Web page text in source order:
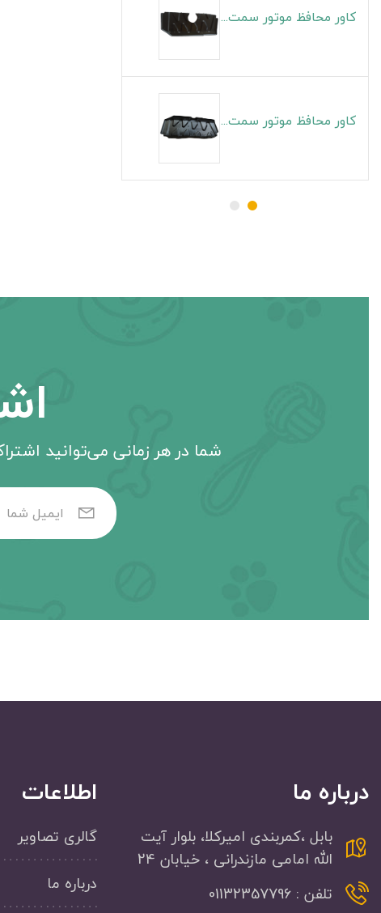
کاور محافظ موتور سمت راست J4
کاور محافظ موتور سمت چپ J4
شما در هر زمانی می‌توانید
درباره ما
بابل ،کمربندی امیرکلا، بلوار آیت
الله امامی مازندرانی ، خیابان 24
تلفن : 01132357796
اطلاعات
گالری تصاویر
درباره ما